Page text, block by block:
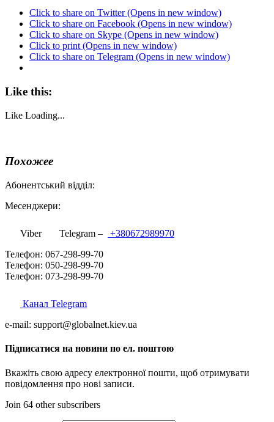
Click to share on Twitter (Opens in new window)
Click to share on Facebook (Opens in new window)
Click to share on Skype (Opens in new window)
Click to print (Opens in new window)
Click to share on Telegram (Opens in new window)
Like this:
Like Loading...
Похожее
Абонентський відділ:
Месенджери:
Viber Telegram –
+380672989970
Телефон: 067-298-99-70
Телефон: 050-298-99-70
Телефон: 073-298-99-70
Канал Telegram
e-mail: support@globalnet.kiev.ua
Підписатися на новини по ел. поштою
Вкажіть свою адресу електронної пошти, щоб отримувати
повідомлення про нові записи.
Join 64 other subscribers